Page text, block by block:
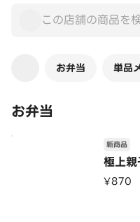
お弁当 単品
お弁当
極上
新商品
¥870